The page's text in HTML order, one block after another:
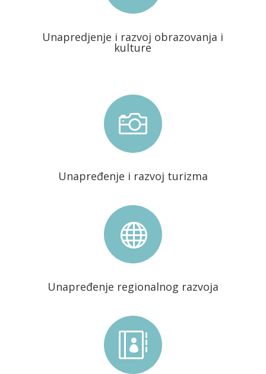
Unapredjenje i razvoj obrazovanja i
kulture

Unapređenje i razvoj turizma

Unapređenje regionalnog razvoja
